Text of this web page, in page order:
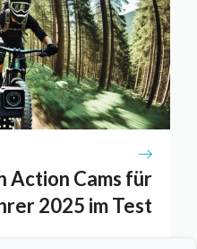
Action Cams für
2025 im Test